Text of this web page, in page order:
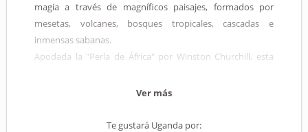
magia a través de magníficos paisajes, formados por
mesetas, volcanes, bosques tropicales, cascadas e
inmensas sabanas.
Apodada la "Perla de África" por Winston Churchill, esta
limita con Tanzania, Kenia, el sur de Sudán, el Congo y
una estabilidad política que le ha permitido abrirse
Ver más
Te gustará Uganda por: